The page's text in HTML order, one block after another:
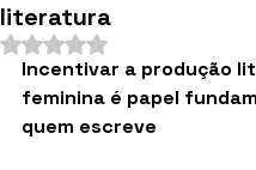
literatura
Avaliado com NaN de 5
Incentivar a produção
feminina é papel
quem escreve